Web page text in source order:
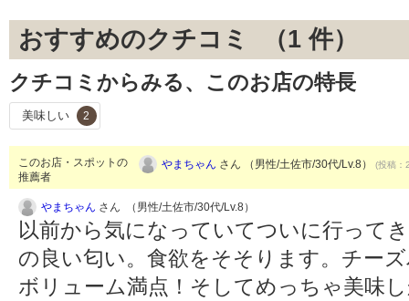
おすすめのクチコミ （1 件）
クチコミからみる、このお店の特長
美味しい 2
このお店・スポットの
推薦者
やまちゃん さん （男性/土佐市/30代/Lv.8） (投稿
やまちゃん さん （男性/土佐市/30代/Lv.8）
以前から気になっていてついに行って
の良い匂い。食欲をそそります。チー
ボリューム満点！そしてめっちゃ美味